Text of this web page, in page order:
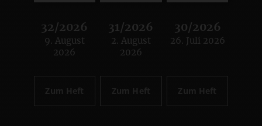
32/2026
:
9. August
2026
Zum Heft
31/2026
:
2. August
2026
Zum Heft
30/2026
:
26. Juli 2026
Zum Heft